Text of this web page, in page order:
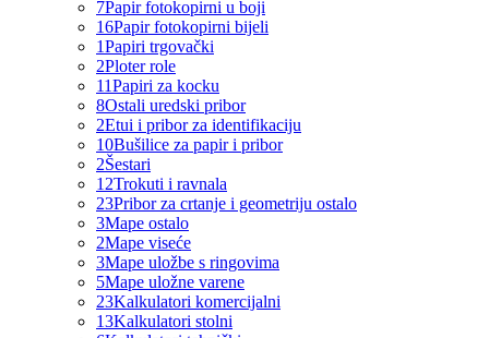
7Papir fotokopirni u boji
16Papir fotokopirni bijeli
1Papiri trgovački
2Ploter role
11Papiri za kocku
8Ostali uredski pribor
2Etui i pribor za identifikaciju
10Bušilice za papir i pribor
2Šestari
12Trokuti i ravnala
23Pribor za crtanje i geometriju ostalo
3Mape ostalo
2Mape viseće
3Mape uložbe s ringovima
5Mape uložne varene
23Kalkulatori komercijalni
13Kalkulatori stolni